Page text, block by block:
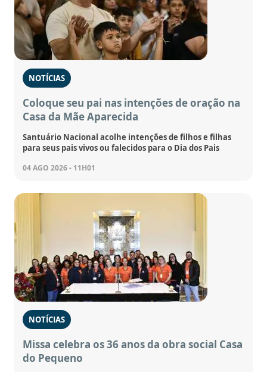
NOTÍCIAS
Coloque seu pai nas intenções de oração na
Casa da Mãe Aparecida
Santuário Nacional acolhe intenções de filhos e filhas
para seus pais vivos ou falecidos para o Dia dos Pais
04 AGO 2026 - 11H01
NOTÍCIAS
Missa celebra os 36 anos da obra social Casa
do Pequeno